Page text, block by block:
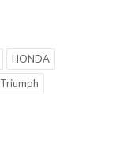
HONDA
Triumph